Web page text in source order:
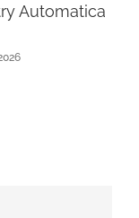
Automatica